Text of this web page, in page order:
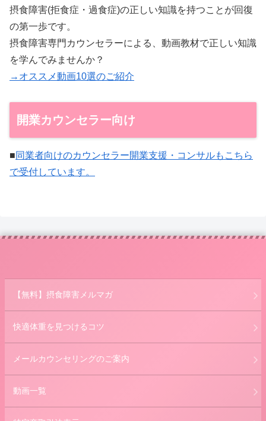
摂食障害(拒食症・過食症)の正しい知識を持つことが回復
の第一歩です。
摂食障害専門カウンセラーによる、動画教材で正しい知識
を学んでみませんか？
→オススメ動画10選のご紹介
開業カウンセラー向け
■同業者向けのカウンセラー開業支援・コンサルもこちら
で受付しています。
【無料】摂食障害メルマガ
快適体重を見つけるコツ
メールカウンセリングのご案内
動画一覧